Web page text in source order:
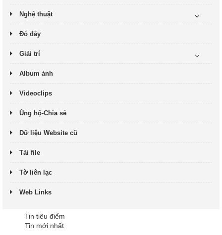
Nghệ thuật
Đó đây
Giải trí
Album ảnh
Videoclips
Ủng hộ-Chia sẻ
Dữ liệu Website cũ
Tải file
Tờ liên lạc
Web Links
Tin tiêu điểm
Tin mới nhất